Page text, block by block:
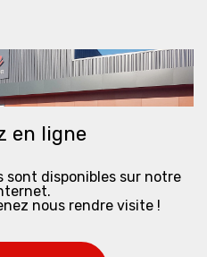
en ligne
sont disponibles sur notre
nous rendre visite !